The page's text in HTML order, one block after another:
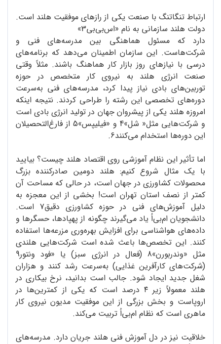
ارتباط تنگاتنگ با صنعت یکی از رازهای موفقیت هلند است.
دولت هلند سازمانی به نام «اس‌بی‌بی3»
دارد که مسئول هماهنگی بین مدرسه‌های فنی و
شرکت‌هاست. این سازمان اطمینان می‌دهد که برنامه‌های
درسی با نیازهای روز بازار کار هماهنگ باشند. مثلاً وقتی
صنعت انرژی هلند به نیروی کار متخصص در حوزه
توربین‌های بادی نیاز پیدا کرد، مدرسه‌های فنی به‌سرعت
دوره‌های تخصصی این رشته را طراحی کردند. نتیجه اینکه
امروزه هلند یکی از پیشروان جهان در تولید انرژی بادی است
و شرکت‌هایی مثل« شل»4 و «فیلیپس»5 از فارغ‌التحصیلان
این دوره‌ها استخدام می‌کنند6.
اما تأثیر این نظام آموزشی روی اقتصاد هلند چیست؟ بیایید
با یک مثال شروع کنیم: هلند دومین صادرکننده بزرگ
محصولات کشاورزی در جهان است، در حالی که مساحت آن
کمتر از نصف استان تهران است! بخشی از این معجزه به
دلیل آموزش‌های فنی در حوزه کشاورزی دقیق7 است.
دانشجویان ام‌بی‌اُ یاد می‌گیرند چگونه از پهپادها، حسگرها و
داده‌های هواشناسی برای افزایش بهره‌وری مزرعه‌ها استفاده
کنند. این تخصص‌ها باعث شده است شرکت‌هایی هلندی
مثل «وندربورن»8 (فعال در انرژی سبز) یا «فود ونتور9
(شرکت‌های کارآفرین غذایی) به‌سرعت رشد کنند و هزاران
شغل جدید ایجاد شود. جالب است بدانید، نرخ بیکاری در
هلند معمولاً زیر ۴ درصد است که یکی از کمترین‌ها در
اروپاست و بخش بزرگی از این موفقیت مدیون نیروی کار
ماهری است که نظام ام‌بی‌اُ تربیت می‌کند.
خلاقیت نیز در دل آموزش فنی هلند جریان دارد. مدرسه‌های